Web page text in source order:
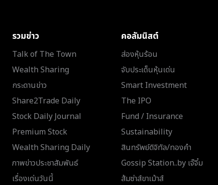
รวมข่าว
Talk of The Town
Wealth Sharing
กระดานข่าว
Share2Trade Daily
Stock Daily Journal
Premium Stock
Wealth Sharing Daily
ภาพข่าวประชาสัมพันธ์
เรื่องเด่นวันนี้
คอลัมนิสต์
ส่องหุ้นร้อน
จับประเด็นหุ้นเด่น
Smart Investment
The IPO
Fund / Insurance
Sustainability
สินทรัพย์ดิจิทัล/ทองคำ
Gossip Station..by เจ๊จิ๋ม
ส้มซ่าส์ขาเม้าส์